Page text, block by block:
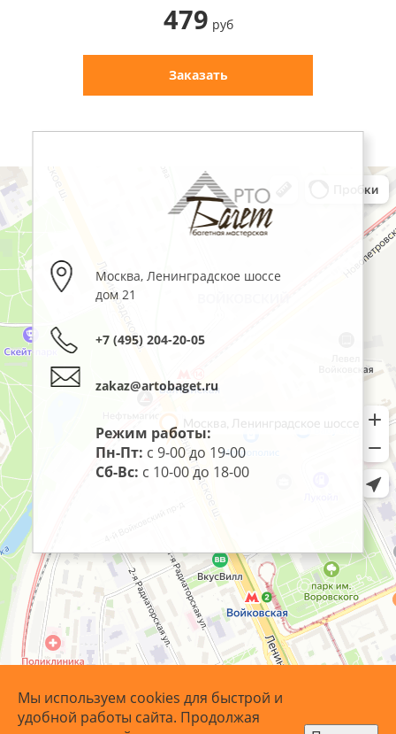
479 руб
Заказать
Москва,Ленинградское шоссе
дом 21
+7 (495) 204-20-05
zakaz@artobaget.ru
Режим работы:
Пн-Пт: с 9-00 до 19-00
Сб-Вс: с 10-00 до 18-00
Мы используем cookies для быстрой и
удобной работы сайта. Продолжая